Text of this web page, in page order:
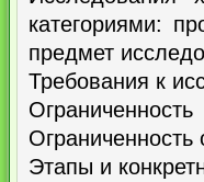
категориями:
предмет
Требования к
Ограниченность
Этапы и